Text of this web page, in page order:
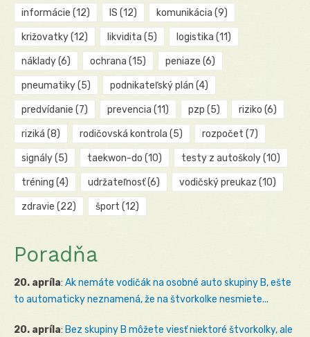
informácie (12) IS (12) komunikácia (9)
križovatky(12) likvidita (5) logistika (11)
náklady(6) ochrana (15) peniaze (6)
pneumatiky(5) podnikateľský plán (4)
predvídanie (7) prevencia (11) pzp (5) riziko (6)
riziká (8) rodičovská kontrola (5) rozpočet (7)
signály(5) taekwon-do (10) testy z autoškoly(10)
tréning (4) udržateľnosť(6) vodičský preukaz (10)
zdravie (22) šport (12)
Poradňa
20. apríla: Ak nemáte vodičák na osobné auto skupiny B, ešte
to automaticky neznamená, že na štvorkolke nesmiete...
20. apríla: Bez skupiny B môžete viesť niektoré štvorkolky, ale